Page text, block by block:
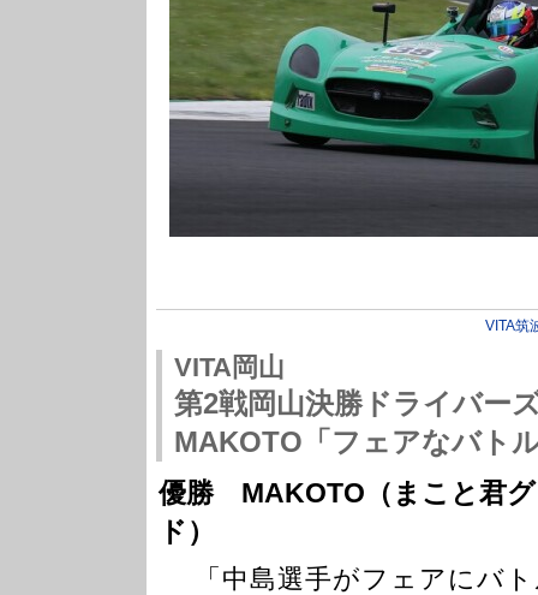
VITA筑
VITA岡山
第2戦岡山決勝ドライバー
MAKOTO「フェアなバト
優勝 MAKOTO（まこと君
ド）
「中島選手がフェアにバ